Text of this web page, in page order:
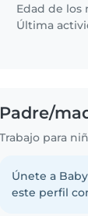
Edad de los
Última
Padre/
Únete a
este perfil